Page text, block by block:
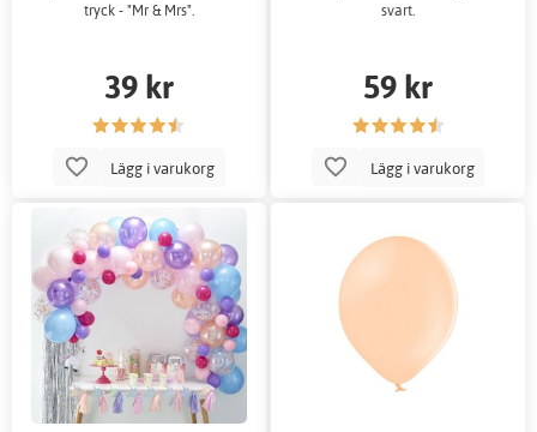
tryck - "Mr & Mrs".
39 kr
Lägg i varukorg
svart.
59 kr
Lägg i varukorg